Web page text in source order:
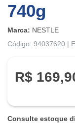
740g
Marca: NESTLE
Código: 94037620 |
R$
Consulte estoque